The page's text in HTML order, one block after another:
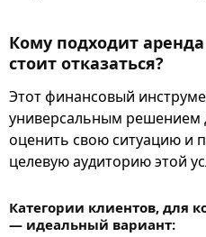
Кому подходит
стоит отказаться?
Этот финансовый
универсальным решением
оценить свою ситуацию и
целевую аудиторию этой
Категории клиентов, для
— идеальный вариант: